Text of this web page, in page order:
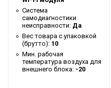
Глубина упаковки товара
Ширина упаковки товара
Работает с HOMMYN
Бренд
Система
самодиагностики
неисправности: Да
Вес товара с упаковкой
(брутто): 10
Мин. рабочая
температура воздуха для
внешнего блока: -20